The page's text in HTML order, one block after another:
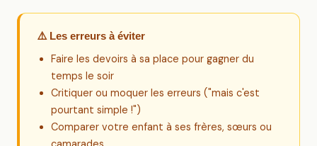
⚠️ Les erreurs à éviter
Faire les devoirs à sa place pour gagner du
temps le soir
Critiquer ou moquer les erreurs ("mais c'est
pourtant simple !")
Comparer votre enfant à ses frères, sœurs ou